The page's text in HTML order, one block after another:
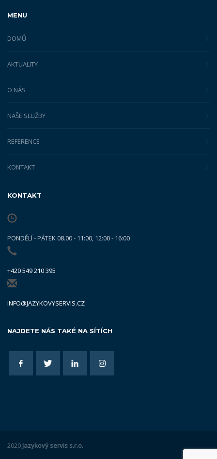
MENU
DOMŮ
AKTUALITY
O NÁS
NAŠE SLUŽBY
REFERENCE
KONTAKT
KONTAKT
PONDĚLÍ - PÁTEK 08.00 - 11:00, 12:00 - 16:00
+420 549 210 395
INFO@JAZYKOVYSERVIS.CZ
NAJDETE NÁS TAKÉ NA SÍTÍCH
2020 Jazykový servis s.r.o.